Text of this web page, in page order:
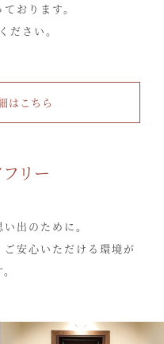
おります。
ださい。
はこちら
リー
出のために。
安心いただける環境が